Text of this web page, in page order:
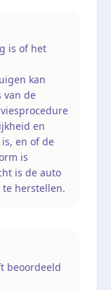
is of het
kan
van de
en
en of de
is
is de auto
herstellen.
beoordeeld